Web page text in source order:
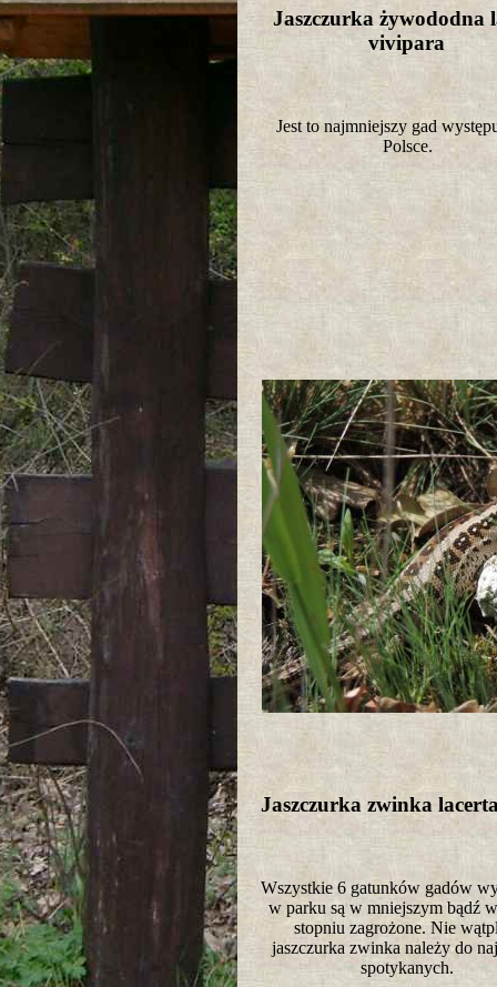
Jaszczurka żywododna
vivipara
Jest to najmniejszy gad
Polsce.
Jaszczurka zwinka
Wszystkie 6 gatunków gadów
w parku są w mniejszym bądź
stopniu zagrożone. Nie
jaszczurka zwinka należy do
spotykanych.